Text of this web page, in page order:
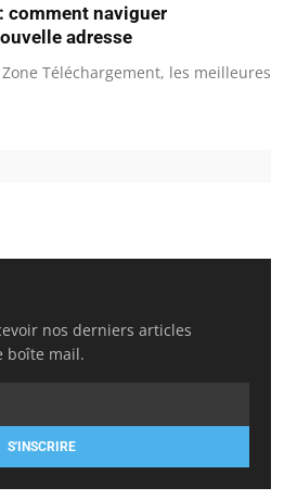
comment naviguer
adresse
Téléchargement, les meilleures
nos derniers articles
boîte mail.
S'INSCRIRE